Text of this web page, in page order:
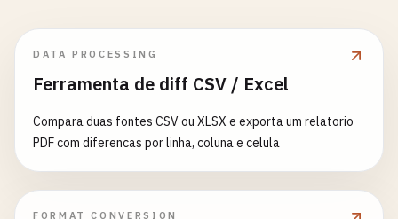
DATA PROCESSING
Ferramenta de diff CSV / Excel
Compara duas fontes CSV ou XLSX e exporta um relatorio
PDF com diferencas por linha, coluna e celula
FORMAT CONVERSION